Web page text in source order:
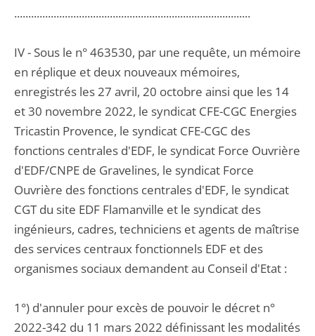
....................................................................................
IV - Sous le n° 463530, par une requête, un mémoire
en réplique et deux nouveaux mémoires,
enregistrés les 27 avril, 20 octobre ainsi que les 14
et 30 novembre 2022, le syndicat CFE-CGC Energies
Tricastin Provence, le syndicat CFE-CGC des
fonctions centrales d'EDF, le syndicat Force Ouvrière
d'EDF/CNPE de Gravelines, le syndicat Force
Ouvrière des fonctions centrales d'EDF, le syndicat
CGT du site EDF Flamanville et le syndicat des
ingénieurs, cadres, techniciens et agents de maîtrise
des services centraux fonctionnels EDF et des
organismes sociaux demandent au Conseil d'Etat :
1°) d'annuler pour excès de pouvoir le décret n°
2022-342 du 11 mars 2022 définissant les modalités